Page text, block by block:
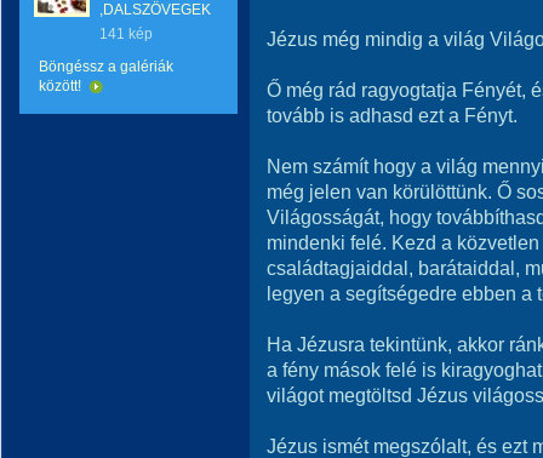
,DALSZÖVEGEK
141 kép
Böngéssz a galériák
között!
Jézus még mindig a világ
Ő még rád ragyogtatja Fényét,
tovább is adhasd ezt a Fényt.
Nem számít hogy a világ
még jelen van körülöttünk. Ő
Világosságát, hogy
mindenki felé. Kezd a
családtagjaiddal, barátaiddal,
legyen a segítségedre ebben a
Ha Jézusra tekintünk, akkor
a fény mások felé is
világot megtöltsd Jézus
Jézus ismét megszólalt, és ezt